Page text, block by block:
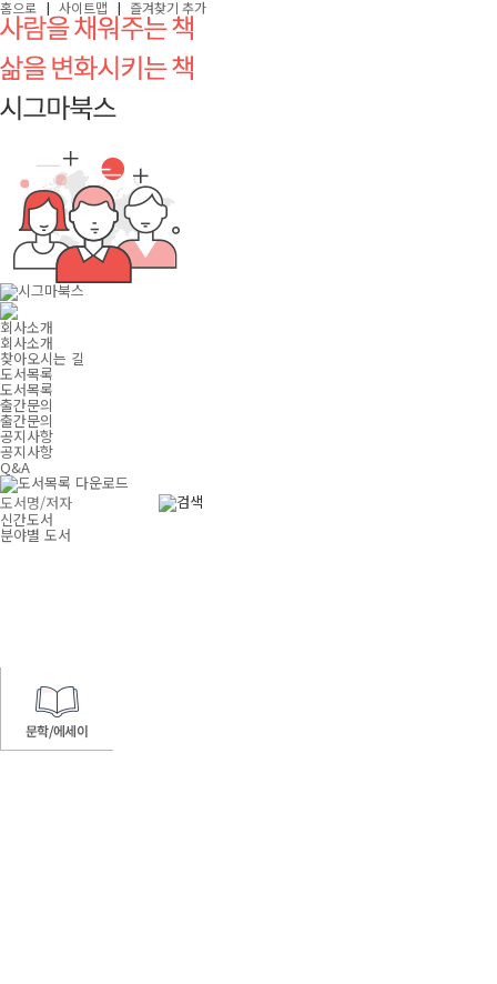
홈으로 | 사이트맵 | 즐겨찾기 추가
회사소개
회사소개
찾아오시는 길
도서목록
도서목록
출간문의
출간문의
공지사항
공지사항
Q&A
신간도서
분야별 도서